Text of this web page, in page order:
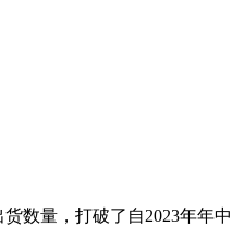
数量，打破了自2023年年